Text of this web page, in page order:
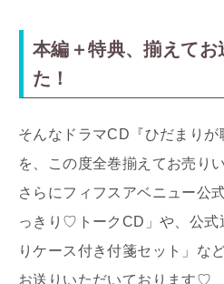
本編＋特典、揃えてお
た！
そんなドラマCD『ひだまり
を、この度全巻揃えてお売り
さらにフィフスアベニュー公
っきり♡トークCD」や、公式
りケース付き付箋セット」な
お送りいただいております♡